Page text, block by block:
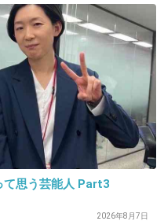
で出演しなくてもい
-1
て思う芸能人 Part3
2026年8月7日